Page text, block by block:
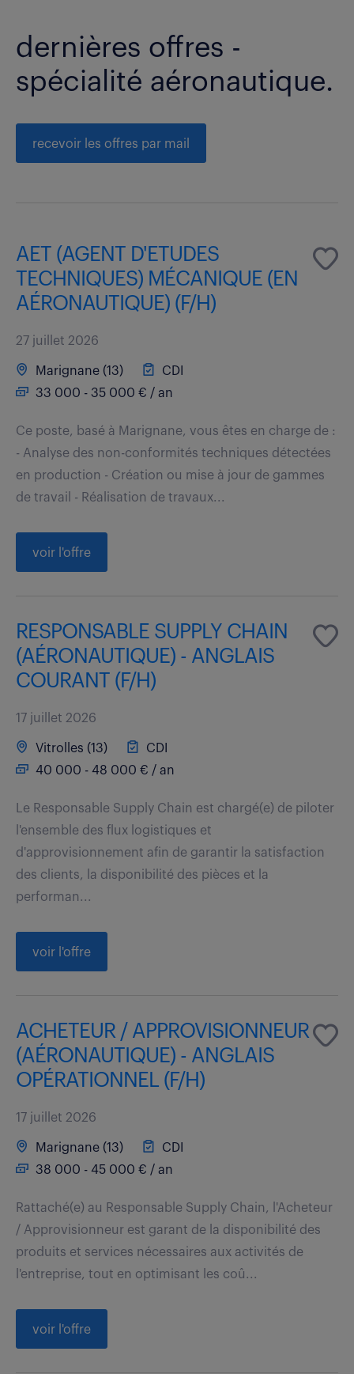
dernières offres -
spécialité aéronautique.
recevoir les offres par mail
AET (AGENT D'ETUDES
TECHNIQUES) MÉCANIQUE (EN
AÉRONAUTIQUE) (F/H)
27 juillet 2026
Marignane (13)
CDI
33 000 - 35 000 € / an
Ce poste, basé à Marignane, vous êtes en charge de :
- Analyse des non-conformités techniques détectées
en production - Création ou mise à jour de gammes
de travail - Réalisation de travaux...
voir l'offre
RESPONSABLE SUPPLY CHAIN
(AÉRONAUTIQUE) - ANGLAIS
COURANT (F/H)
17 juillet 2026
Vitrolles (13)
CDI
40 000 - 48 000 € / an
Le Responsable Supply Chain est chargé(e) de piloter
l'ensemble des flux logistiques et
d'approvisionnement afin de garantir la satisfaction
des clients, la disponibilité des pièces et la
performan...
voir l'offre
ACHETEUR / APPROVISIONNEUR
(AÉRONAUTIQUE) - ANGLAIS
OPÉRATIONNEL (F/H)
17 juillet 2026
Marignane (13)
CDI
38 000 - 45 000 € / an
Rattaché(e) au Responsable Supply Chain, l'Acheteur
/ Approvisionneur est garant de la disponibilité des
produits et services nécessaires aux activités de
l'entreprise, tout en optimisant les coû...
voir l'offre